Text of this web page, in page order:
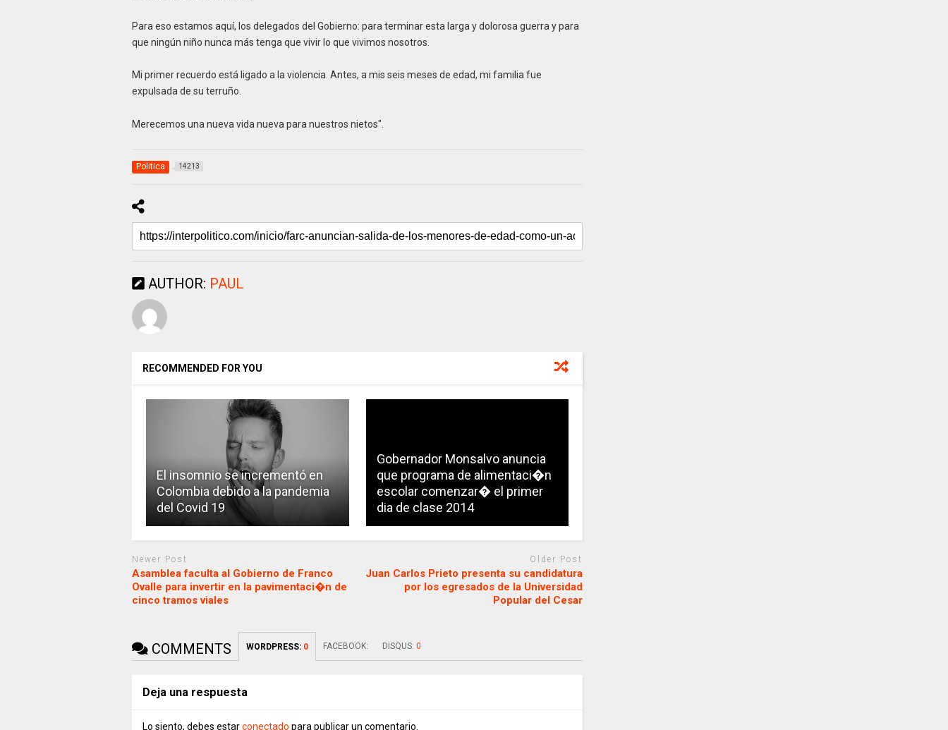
Para eso estamos aquí, los delegados del Gobierno: para terminar esta larga y dolorosa guerra y para
que ningún niño nunca más tenga que vivir lo que vivimos nosotros.
Mi primer recuerdo está ligado a la violencia. Antes, a mis seis meses de edad, mi familia fue
expulsada de su terruño.
Merecemos una nueva vida nueva para nuestros nietos".
Politica 14213
AUTHOR: PAUL
RECOMMENDED FOR YOU
El insomnio se incrementó en
Colombia debido a la pandemia
del Covid 19
Gobernador Monsalvo anuncia
que programa de alimentaci�n
escolar comenzar� el primer
dia de clase 2014
Newer Post
Asamblea faculta al Gobierno de Franco
Ovalle para invertir en la pavimentaci�n de
cinco tramos viales
Older Post
Juan Carlos Prieto presenta su candidatura
por los egresados de la Universidad
Popular del Cesar
COMMENTS WORDPRESS: 0 FACEBOOK: DISQUS: 0
Deja una respuesta
Lo siento, debes estarconectado para publicar un comentario.